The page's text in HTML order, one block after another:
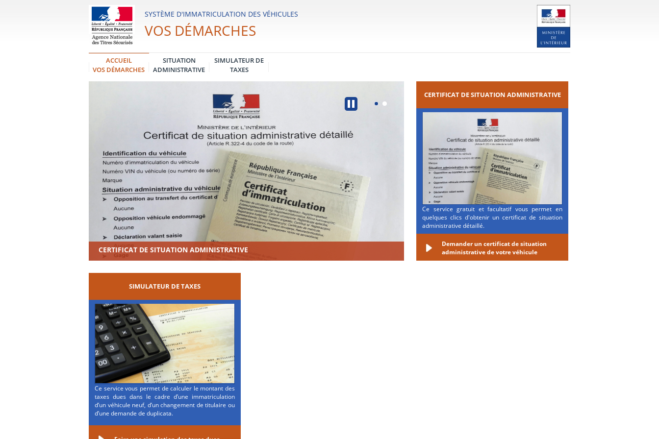
Système
d'Immatriculation
des
Véhicules
SYSTÈME D'IMMATRICULATION DES VÉHICULES
VOS DÉMARCHES
ACCUEIL
VOS DÉMARCHES
SITUATION
ADMINISTRATIVE
SIMULATEUR DE
TAXES
CERTIFICAT DE SITUATION ADMINISTRATIVE
CERTIFICAT DE SITUATION ADMINISTRATIVE
Ce service gratuit et facultatif vous permet en
quelques clics d'obtenir un certificat de situation
administrative détaillé.
Demander un certificat de situation
administrative de votre véhicule
SIMULATEUR DE TAXES
Ce service vous permet de calculer le montant des
taxes dues dans le cadre d’une immatriculation
d’un véhicule neuf, d’un changement de titulaire ou
d’une demande de duplicata.